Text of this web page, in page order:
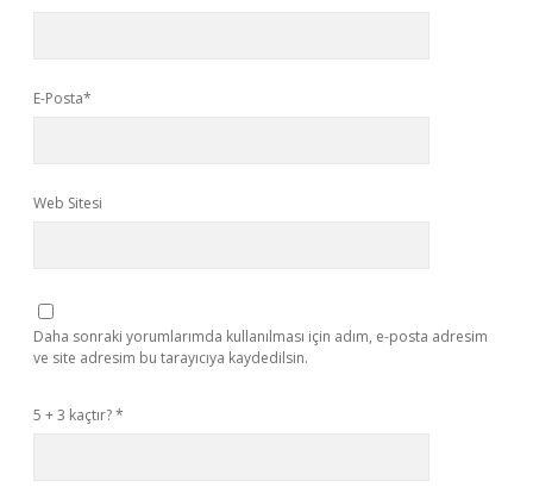
E-Posta*
Web Sitesi
Daha sonraki yorumlarımda kullanılması için adım, e-posta adresim
ve site adresim bu tarayıcıya kaydedilsin.
5 + 3 kaçtır?*